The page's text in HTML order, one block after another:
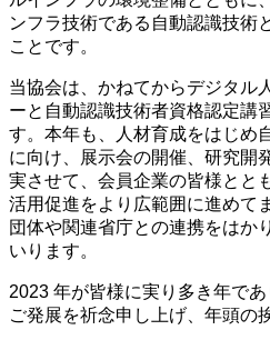
ンフラ技術である自動認識技術
ことです。
当協会は、かねてからデジタル
ーと自動認識技術者資格認定講
す。本年も、人材育成をはじめ
に向け、展示会の開催、研究開
実させて、会員企業の皆様とと
活用促進をより広範囲に進めて
団体や関連省庁との連携をはか
いります。
2023 年が皆様に実り多き年で
ご発展を祈念申し上げ、年頭の